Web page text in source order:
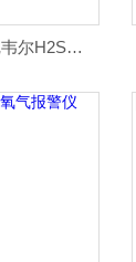
Impact proImpact pro泵吸式霍尼韦尔H2S检测仪